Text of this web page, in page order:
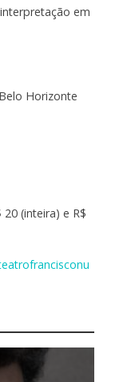
em
Horizonte
(inteira) e R$